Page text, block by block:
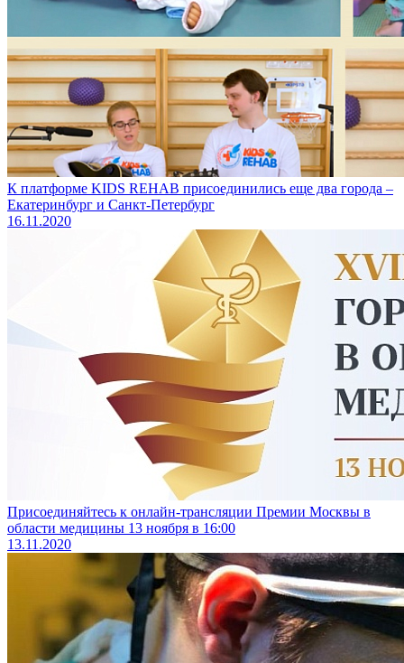
К платформе KIDS REHAB присоединились еще два города –
Екатеринбург и Санкт-Петербург
16.11.2020
Присоединяйтесь к онлайн-трансляции Премии Москвы в
области медицины 13 ноября в 16:00
13.11.2020